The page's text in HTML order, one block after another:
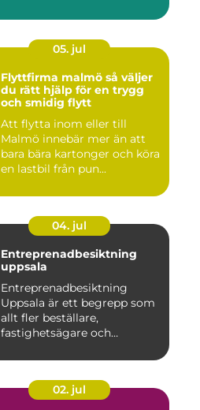
05. jul
Flyttfirma malmö så väljer
du rätt hjälp för en trygg
och smidig flytt
Att flytta inom eller till
Malmö innebär mer än att
bara bära kartonger och köra
en lastbil från pun...
04. jul
Entreprenadbesiktning
uppsala
Entreprenadbesiktning
Uppsala är ett begrepp som
allt fler beställare,
fastighetsägare och
02. jul